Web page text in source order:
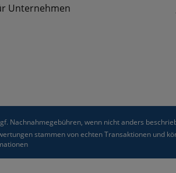
Unternehmen
Nachnahmegebühren, wenn nicht anders
stammen von echten Transaktionen und